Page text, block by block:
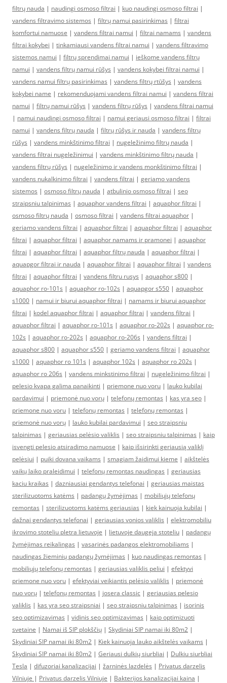
filtrų nauda | naudingi osmoso filtrai | kuo naudingi osmoso filtrai |
vandens filtravimo sistemos | filtrų namui pasirinkimas | filtrai
komfortui namuose | vandens filtrai namui | filtrai namams | vandens
filtrai kokybei | tinkamiausi vandens filtrai namui | vandens filtravimo
sistemos namui | filtrų sprendimai namui | ieškome vandens filtrų
namui | vandens filtrų namui rūšys | vandens kokybei filtrai namui |
vandens namui filtrų pasirinkimas | vandens filtrų rtūšys | vandens
kokybei name | rekomenduojami vandens filtrai namui | vandens filtrai
namui | filtrų namui rūšys | vandens filtrų rūšys | vandens filtrai namui
| namui naudingi osmoso filtrai | namui geriausi osmoso filtrai | filtrai
namui | vandens filtrų nauda | filtrų rūšys ir nauda | vandens filtrų
rūšys | vandens minkštinimo filtrai | nugeležinimo filtrų nauda |
vandens filtrai nugeležinimui | vandens minkštinimo filtrų nauda |
vandens filtrų rūšys | nugeležinimo ir vandens monkštinimo filtrai |
vandens nukalkinimo filtrai | vandens filtrai | geriamo vandens
sistemos | osmoso filtrų nauda | atbulinio osmoso filtrai | seo
straipsniu talpinimas | aquaphor vandens filtrai | aquaphor filtrai |
osmoso filtrų nauda | osmoso filtrai | vandens filtrai aquaphor |
geriamo vandens filtrai | aquaphor filtrai | aquaphor filtrai | aquaphor
filtrai | aquaphor filtrai | aquaphor namams ir pramonei | aquaphor
filtrai | aquaphor filtrai | aquaphor filtrų nauda | aquaphor filtrai |
aquapgor filtrai ir nauda | aquaphor filtrai | aquaphor filtrai | vandens
filtrai | aquaphor filtrai | vandens filtru rusys | aquaphor s800 |
aquaphor ro-101s | aquaphor ro-102s | aquapgor s550 | aquaphor
s1000 | namui ir biurui aquaphor filtrai | namams ir biurui aquaphor
filtrai | kodel aquaphor filtrai | aquaphor filtrai | vandens filtrai |
aquaphor filtrai | aquaphor ro-101s | aquaphor ro-202s | aquaphor ro-
102s | aquaphor ro-202s | aquaphor ro-206s | vandens filtrai |
aquaphor s800 | aquaphor s550 | geriamo vandens filtrai | aquaphor
s1000 | aquaphor ro 101s | aquaphor 102s | aquaphor ro 202s |
aquaphor ro 206s | vandens minkstinimo filtrai | nugeležinimo filtrai |
pelesio kvapa galima panaikinti | priemone nuo voru | lauko kubilai
pardavimui | priemonė nuo vorų | telefonų remontas | kas yra seo |
priemone nuo voru | telefonų remontas | telefonų remontas |
priemonė nuo vorų | lauko kubilai pardavimui | seo straipsniu
talpinimas | geriausias pelėsio valiklis | seo straipsniu talpinimas | kaip
isvengti pelesio atsiradimo namuose | kaip išsirinkti geriausią valiklį
pelėsiui | puiki dovana vaikams | smagiam žaidimui kieme | aikštelės
vaikų laiko praleidimui | telefonų remontas naudingas | geriausias
kaciu kraikas | dazniausiai gendantys telefonai | geriausias maistas
sterilizuotoms katėms | padangų žymėjimas | mobiliųjų telefonų
remontas | sterilizuotoms katėms geriausias | kiek kainuoja kubilai |
dažnai gendantys telefonai | geriausias vonios valiklis | elektromobiliu
ikrovimo stoteliu pletra lietuvoje | lietuvoje daugeja stoteliu | padangų
žymėjimas reikalingas | vasarinės padangos elektromobiliams |
naudingas žieminių padangų žymėjimas | kuo naudingas remontas |
mobiliųjų telefonų remontas | geriausias valiklis peliui | efektyvi
priemone nuo voru | efektyviai veikiantis pelėsio valiklis | priemonė
nuo vorų | telefonų remontas | josera classic | geriausias pelesio
valiklis | kas yra seo straipsniai | seo straipsniu talpinimas | isorinis
seo optimizavimas | vidinis seo optimizavimas | kaip optimizuoti
svetaine | Namai iš SIP plokščių | Skydiniai SIP namai iki 80m2 |
Skydiniai SIP namai iki 80m2 | Kiek kainuoja lauko aikštelės vaikams |
Skydiniai SIP namai iki 80m2 | Geriausi dulkių siurbliai | Dulkiu siurbliai
Tesla | difuzoriai kanalizacijai | žarninės lazdelės | Privatus darzelis
Vilniuje | Privatus darzelis Vilniuje | Bakterijos kanalizacijai kaina |